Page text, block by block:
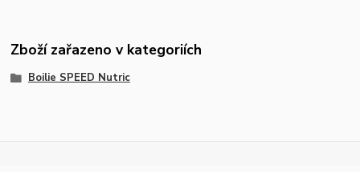
Zboží zařazeno v kategoriích
Boilie SPEED Nutric